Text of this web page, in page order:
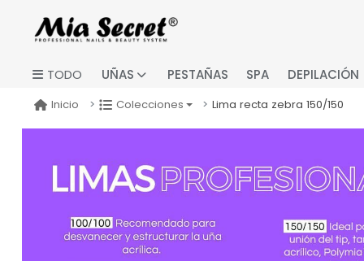
TODO UÑAS PESTAÑAS SPA DEPILACIÓN
Inicio Colecciones Lima recta zebra 150/150